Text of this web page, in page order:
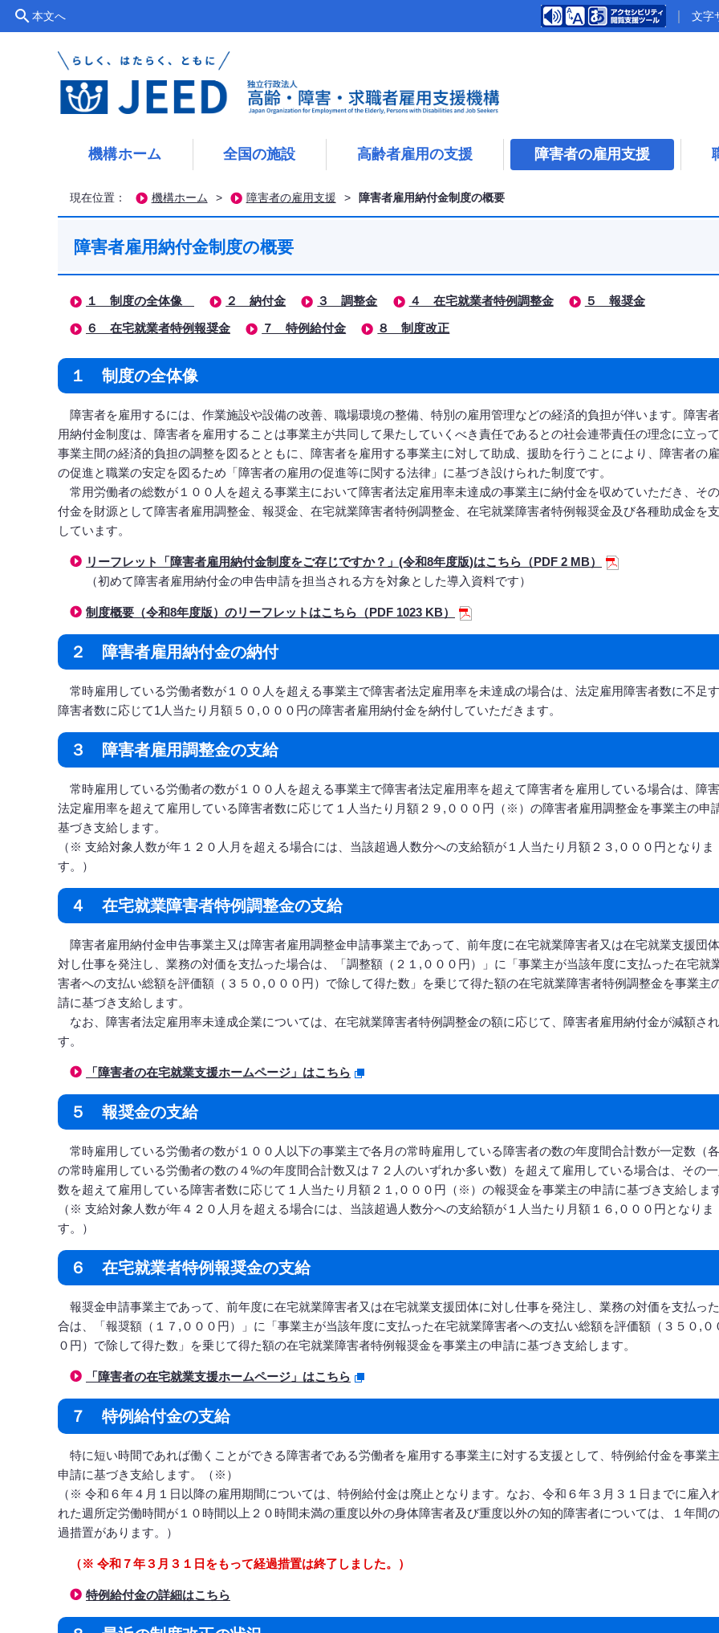
search本文へ 文字
機構ホーム 全国の施設 高齢者雇用の支援 障害者の雇用支援
現在位置： 機構ホーム > 障害者の雇用支援 > 障害者雇用納付金制度の概要
障害者雇用納付金制度の概要
１ 制度の全体像 ２ 納付金 ３ 調整金 ４ 在宅就業者特例調整金
５ 報奨金
６ 在宅就業者特例報奨金
７ 特例給付金 ８ 制度改正
１ 制度の全体像
障害者を雇用するには、作業施設や設備の改善、職場環境の整備、特別の雇用管理などの経済的負担が伴います。障害
用納付金制度は、障害者を雇用することは事業主が共同して果たしていくべき責任であるとの社会連帯責任の理念に立って
事業主間の経済的負担の調整を図るとともに、障害者を雇用する事業主に対して助成、援助を行うことにより、障害者の
の促進と職業の安定を図るため「障害者の雇用の促進等に関する法律」に基づき設けられた制度です。
常用労働者の総数が１００人を超える事業主において障害者法定雇用率未達成の事業主に納付金を収めていただき、そ
付金を財源として障害者雇用調整金、報奨金、在宅就業障害者特例調整金、在宅就業障害者特例報奨金及び各種助成金を
しています。
リーフレット「障害者雇用納付金制度をご存じですか？」(令和8年度版)はこちら（PDF 2 MB）
（初めて障害者雇用納付金の申告申請を担当される方を対象とした導入資料です）
制度概要（令和8年度版）のリーフレットはこちら（PDF 1023 KB）
２ 障害者雇用納付金の納付
常時雇用している労働者数が１００人を超える事業主で障害者法定雇用率を未達成の場合は、法定雇用障害者数に不足
障害者数に応じて1人当たり月額５０,０００円の障害者雇用納付金を納付していただきます。
３ 障害者雇用調整金の支給
常時雇用している労働者の数が１００人を超える事業主で障害者法定雇用率を超えて障害者を雇用している場合は、障
法定雇用率を超えて雇用している障害者数に応じて１人当たり月額２９,０００円（※）の障害者雇用調整金を事業主の申
基づき支給します。
（※ 支給対象人数が年１２０人月を超える場合には、当該超過人数分への支給額が１人当たり月額２３,０００円となりま
す。）
４ 在宅就業障害者特例調整金の支給
障害者雇用納付金申告事業主又は障害者雇用調整金申請事業主であって、前年度に在宅就業障害者又は在宅就業支援団
対し仕事を発注し、業務の対価を支払った場合は、「調整額（２１,０００円）」に「事業主が当該年度に支払った在宅就
害者への支払い総額を評価額（３５０,０００円）で除して得た数」を乗じて得た額の在宅就業障害者特例調整金を事業主
請に基づき支給します。
なお、障害者法定雇用率未達成企業については、在宅就業障害者特例調整金の額に応じて、障害者雇用納付金が減額さ
す。
「障害者の在宅就業支援ホームページ」はこちら
５ 報奨金の支給
常時雇用している労働者の数が１００人以下の事業主で各月の常時雇用している障害者の数の年度間合計数が一定数（
の常時雇用している労働者の数の４%の年度間合計数又は７２人のいずれか多い数）を超えて雇用している場合は、その
数を超えて雇用している障害者数に応じて１人当たり月額２１,０００円（※）の報奨金を事業主の申請に基づき支給します
（※ 支給対象人数が年４２０人月を超える場合には、当該超過人数分への支給額が１人当たり月額１６,０００円となりま
す。）
６ 在宅就業者特例報奨金の支給
報奨金申請事業主であって、前年度に在宅就業障害者又は在宅就業支援団体に対し仕事を発注し、業務の対価を支払っ
合は、「報奨額（１７,０００円）」に「事業主が当該年度に支払った在宅就業障害者への支払い総額を評価額（３５０,０
０円）で除して得た数」を乗じて得た額の在宅就業障害者特例報奨金を事業主の申請に基づき支給します。
「障害者の在宅就業支援ホームページ」はこちら
７ 特例給付金の支給
特に短い時間であれば働くことができる障害者である労働者を雇用する事業主に対する支援として、特例給付金を事業
申請に基づき支給します。（※）
（※ 令和６年４月１日以降の雇用期間については、特例給付金は廃止となります。なお、令和６年３月３１日までに雇入
れた週所定労働時間が１０時間以上２０時間未満の重度以外の身体障害者及び重度以外の知的障害者については、１年間
過措置があります。）
（※ 令和７年３月３１日をもって経過措置は終了しました。）
特例給付金の詳細はこちら